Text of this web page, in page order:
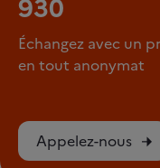
930
Échangez avec un
en tout anonymat
Appelez-nous